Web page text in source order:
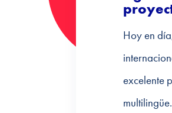
Hoy en
excelente